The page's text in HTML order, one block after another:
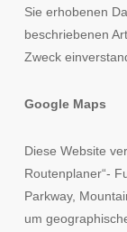
Sie erhobenen
beschriebenen
Zweck
Google Maps
Diese Website
Routenplaner“-
Parkway,
um